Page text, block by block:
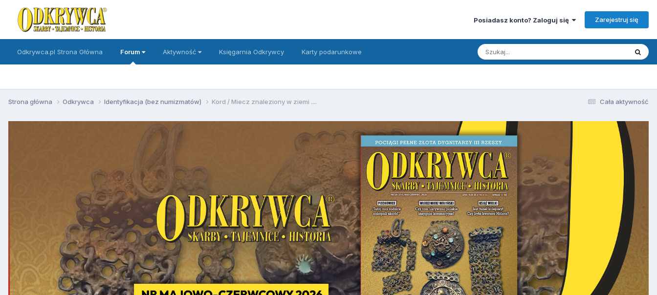
Posiadasz konto? Zaloguj się Zarejestruj się
Odkrywca.pl Strona Główna Forum Aktywność Księgarnia Odkrywcy Karty podarunkowe
Cała aktywność
Strona główna Odkrywca Identyfikacja (bez numizmatów) Kord / Miecz znaleziony w ziemi ....